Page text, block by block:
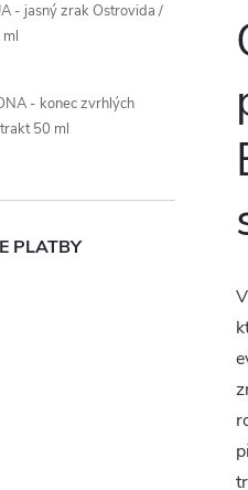
- jasný zrak Ostrovida /
- konec zvrhlých
50 ml
PLATBY